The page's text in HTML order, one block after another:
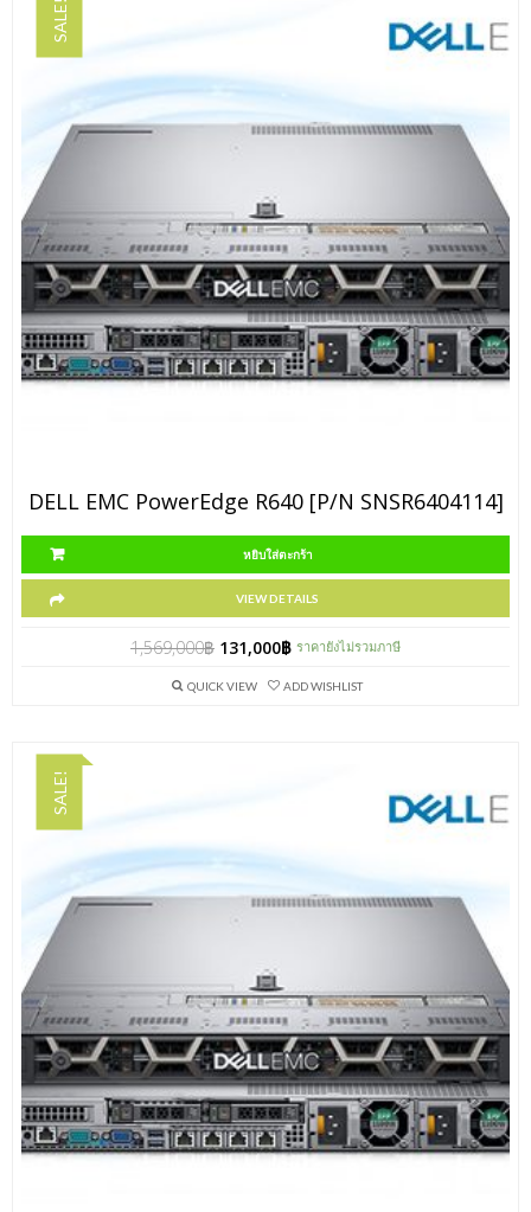
SALE!
DELL EMC PowerEdge R640 [P/N SNSR6404114]
หยิบใส่ตะกร้า
VIEW DETAILS
1,569,000฿ 131,000฿ ราคายังไม่รวมภาษี
QUICK VIEW ADD WISHLIST
SALE!